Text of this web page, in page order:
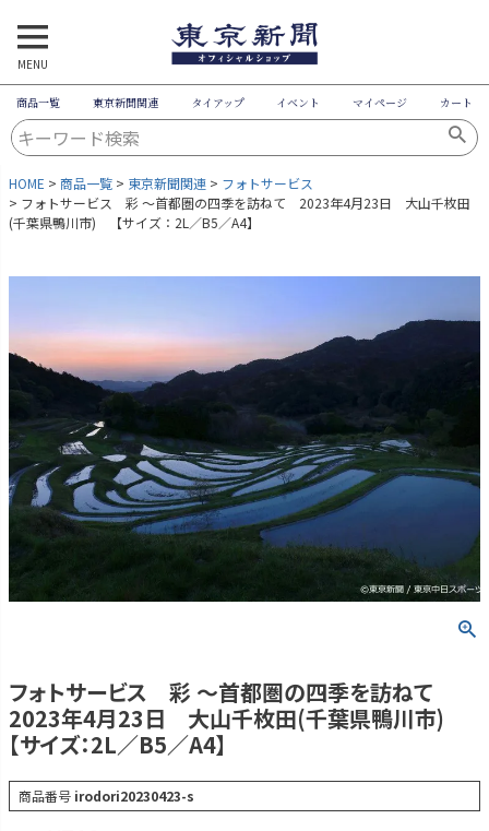
MENU
商品一覧 東京新聞関連 タイアップ イベント マイページ カート
HOME 商品一覧 東京新聞関連
フォトサービス
フォトサービス 彩 ～首都圏の四季を訪ねて 2023年4月23日 大山千枚田
(千葉県鴨川市) 【サイズ：2L／B5／A4】
フォトサービス 彩 ～首都圏の四季を訪ねて
2023年4月23日 大山千枚田(千葉県鴨川市)
【サイズ：2L／B5／A4】
商品番号 irodori20230423-s